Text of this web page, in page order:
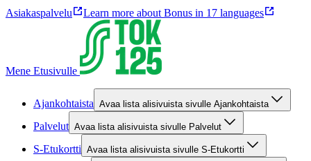
Asiakaspalvelu Learn more about Bonus in 17 languages
Mene Etusivulle
Ajankohtaista Avaa lista alisivuista sivulle Ajankohtaista
Palvelut Avaa lista alisivuista sivulle Palvelut
S-Etukortti Avaa lista alisivuista sivulle S-Etukortti